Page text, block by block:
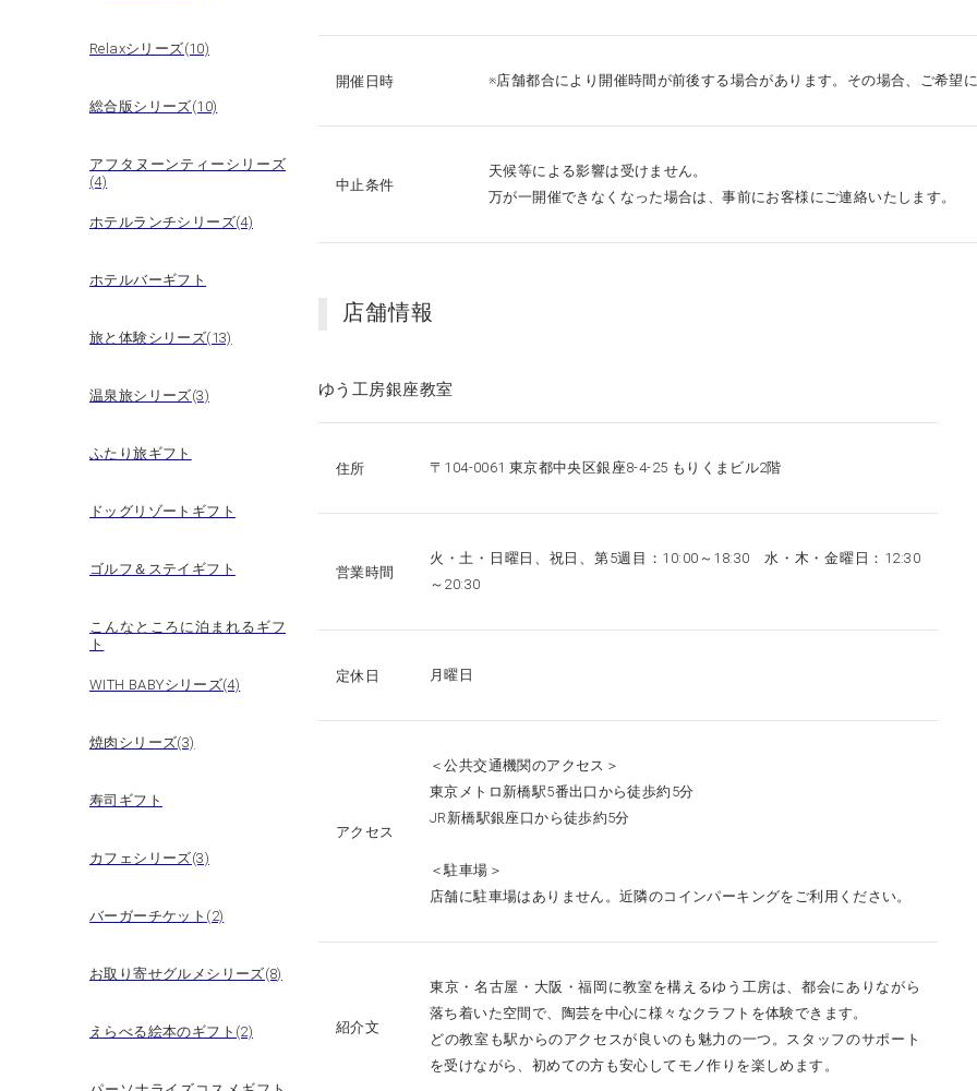
Relaxシリーズ(10)
総合版シリーズ(10)
アフタヌーンティーシリーズ
(4)
ホテルランチシリーズ(4)
ホテルバーギフト
旅と体験シリーズ(13)
温泉旅シリーズ(3)
ふたり旅ギフト
ドッグリゾートギフト
ゴルフ＆ステイギフト
こんなところに泊まれるギフ
ト
WITH BABYシリーズ(4)
焼肉シリーズ(3)
寿司ギフト
カフェシリーズ(3)
バーガーチケット(2)
お取り寄せグルメシリーズ(8)
えらべる絵本のギフト(2)
開催日時 ※店舗都合により開催時間が前後する場合があります。その場合、ご希望
中止条件
天候等による影響は受けません。
万が一開催できなくなった場合は、事前にお客様にご連絡いたします。
店舗情報
ゆう工房銀座教室
住所 〒104-0061 東京都中央区銀座8-4-25 もりくまビル2階
営業時間
火・土・日曜日、祝日、第5週目：10:00～18:30 水・木・金曜日：12:30
～20:30
定休日 月曜日
アクセス
＜公共交通機関のアクセス＞
東京メトロ新橋駅5番出口から徒歩約5分
JR新橋駅銀座口から徒歩約5分
＜駐車場＞
店舗に駐車場はありません。近隣のコインパーキングをご利用ください。
紹介文
東京・名古屋・大阪・福岡に教室を構えるゆう工房は、都会にありながら
落ち着いた空間で、陶芸を中心に様々なクラフトを体験できます。
どの教室も駅からのアクセスが良いのも魅力の一つ。スタッフのサポート
を受けながら、初めての方も安心してモノ作りを楽しめます。